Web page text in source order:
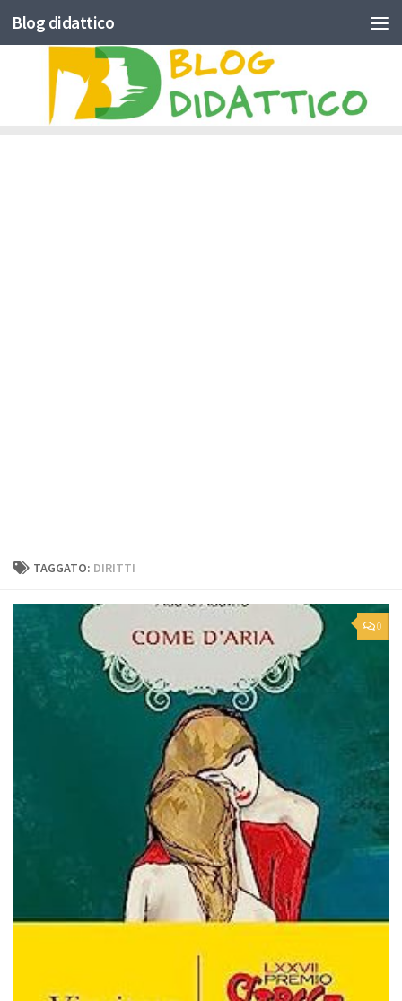
Skip to content
Blog didattico
TAGGATO: DIRITTI
0